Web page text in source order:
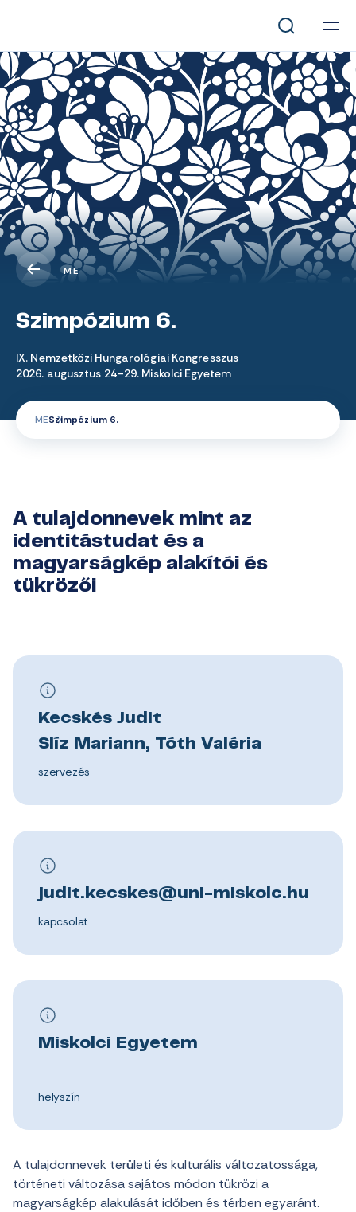
ME
Szimpózium 6.
IX. Nemzetközi Hungarológiai Kongresszus
2026. augusztus 24–29. Miskolci Egyetem
MESzimpózium 6.
A tulajdonnevek mint az
identitástudat és a
magyarságkép alakítói és
tükrözői
Kecskés Judit
Slíz Mariann, Tóth Valéria
szervezés
judit.kecskes@uni-miskolc.hu
kapcsolat
Miskolci Egyetem
helyszín
A tulajdonnevek területi és kulturális változatossága,
történeti változása sajátos módon tükrözi a
magyarságkép alakulását időben és térben egyaránt.